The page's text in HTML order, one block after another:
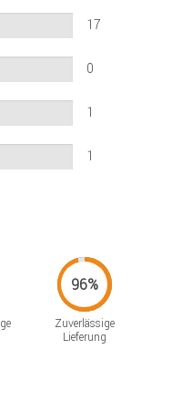
17
0
1
1
Zuverlässige
Lieferung